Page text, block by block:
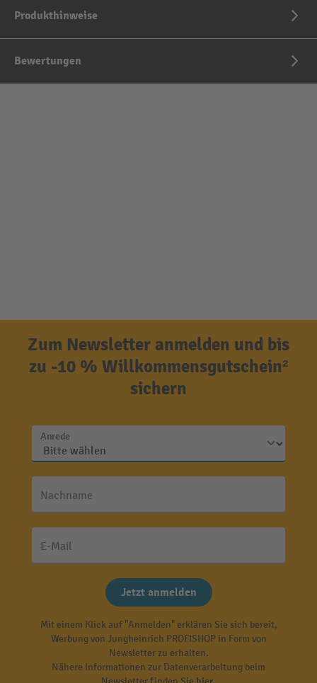
Produkthinweise
Bewertungen
Zum Newsletter anmelden und bis
zu -10 % Willkommensgutschein²
sichern
Anrede
Nachname
E-Mail
Jetzt anmelden
Mit einem Klick auf "Anmelden" erklären Sie sich bereit,
Werbung von Jungheinrich PROFISHOP in Form von
Newsletter zu erhalten.
Nähere Informationen zur Datenverarbeitung beim